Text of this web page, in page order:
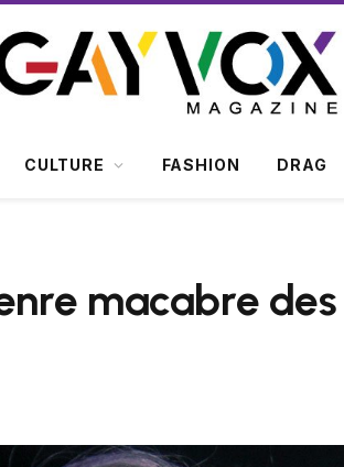
CULTURE FASHION DRAG
macabre des